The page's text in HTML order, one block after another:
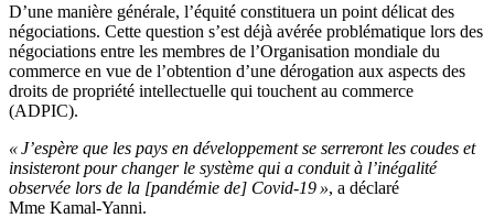
D’une manière générale, l’équité constituera un point délicat des
négociations. Cette question s’est déjà avérée problématique lors des
négociations entre les membres de l’Organisation mondiale du
commerce en vue de l’obtention d’une dérogation aux aspects des
droits de propriété intellectuelle qui touchent au commerce
(ADPIC).
« J’espère que les pays en développement se serreront les coudes et
insisteront pour changer le système qui a conduit à l’inégalité
observée lors de la [pandémie de] Covid-19 », a déclaré
Mme Kamal-Yanni.